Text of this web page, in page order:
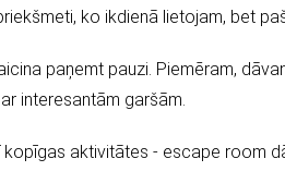
ko ikdienā lietojam, bet
paņemt pauzi. Piemēram,
interesantām garšām.
aktivitātes - escape room